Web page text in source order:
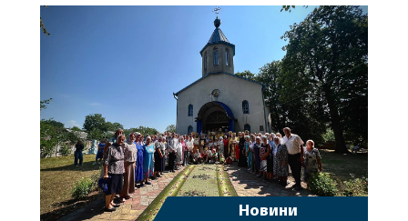
священному сані. Під час богослужіння підносилися
особливі молитви за мир в Україні, за воїнів, які
Новини